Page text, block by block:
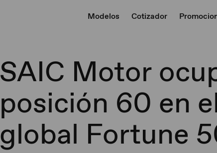
Modelos Cotizador
SAIC Motor
posición 60 en
global Fortune